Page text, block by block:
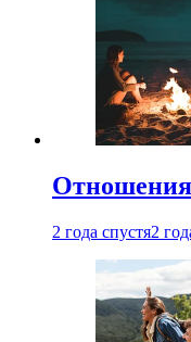
Отношения
2 года спустя2